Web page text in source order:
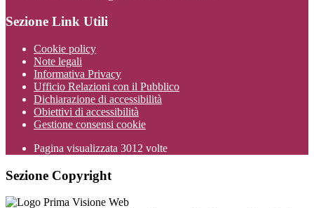
Sezione Link Utili
Cookie policy
Note legali
Informativa Privacy
Ufficio Relazioni con il Pubblico
Dichiarazione di accessibilità
Obiettivi di accessibilità
Gestione consensi cookie
Pagina visualizzata 3012 volte
Sezione Copyright